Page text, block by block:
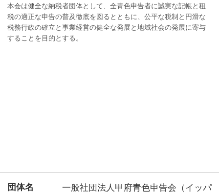
本会は健全な納税者団体として、全青色申告者に誠実な記帳と租
税の適正な申告の普及徹底を図るとともに、公平な税制と円滑な
税務行政の確立と事業経営の健全な発展と地域社会の発展に寄与
することを目的とする。
団体名
一般社団法人甲府青色申告会（イッパ